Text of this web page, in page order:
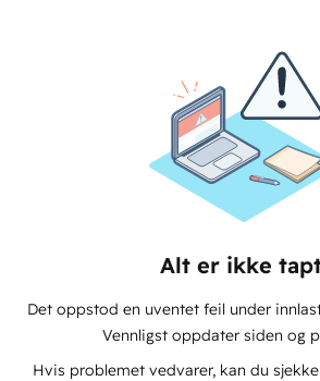
Alt er ikke
Det oppstod en uventet feil under
Vennligst oppdater siden og
Hvis problemet vedvarer, kan du